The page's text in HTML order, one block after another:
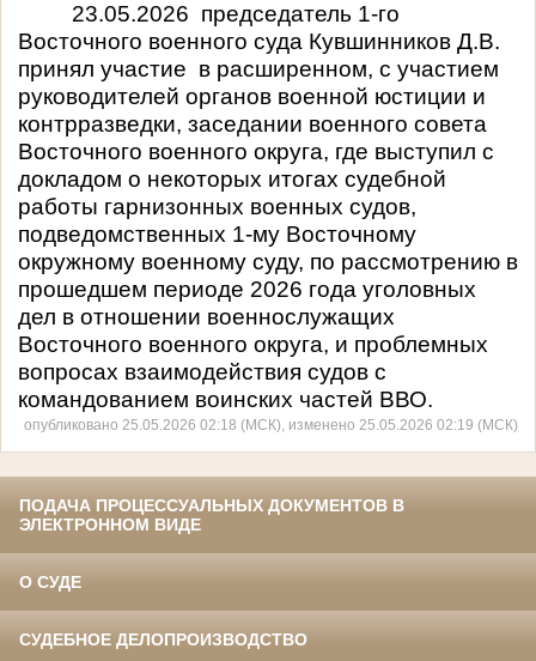
23.05.2026 председатель 1-го
Восточного военного суда Кувшинников Д.В.
принял участие в расширенном, с участием
руководителей органов военной юстиции и
контрразведки, заседании военного совета
Восточного военного округа, где выступил с
докладом о некоторых итогах судебной
работы гарнизонных военных судов,
подведомственных 1-му Восточному
окружному военному суду, по рассмотрению в
прошедшем периоде 2026 года уголовных
дел в отношении военнослужащих
Восточного военного округа, и проблемных
вопросах взаимодействия судов с
командованием воинских частей ВВО.
опубликовано 25.05.2026 02:18 (МСК), изменено 25.05.2026 02:19 (МСК)
ПОДАЧА ПРОЦЕССУАЛЬНЫХ ДОКУМЕНТОВ В
ЭЛЕКТРОННОМ ВИДЕ
О СУДЕ
СУДЕБНОЕ ДЕЛОПРОИЗВОДСТВО